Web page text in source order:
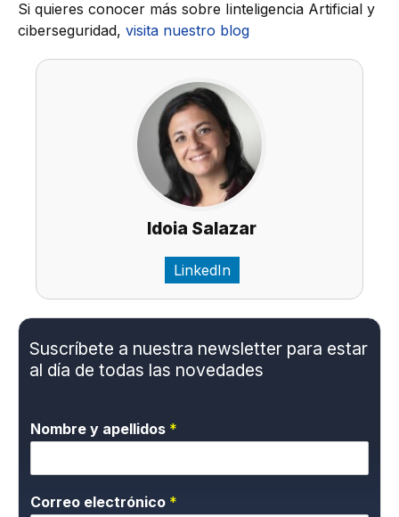
Si quieres conocer más sobre Iinteligencia Artificial y
ciberseguridad, visita nuestro blog
Idoia Salazar
LinkedIn
Suscríbete a nuestra newsletter para estar
al día de todas las novedades
Nombre y apellidos *
Correo electrónico *